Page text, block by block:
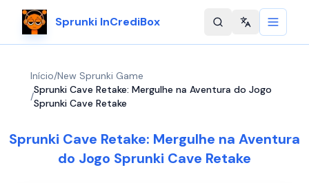
Sprunki InCrediBox Change
Início/New Sprunki Game
/
Sprunki Cave Retake: Mergulhe na Aventura do Jogo
Sprunki Cave Retake
Sprunki Cave Retake: Mergulhe na Aventura
do Jogo Sprunki Cave Retake